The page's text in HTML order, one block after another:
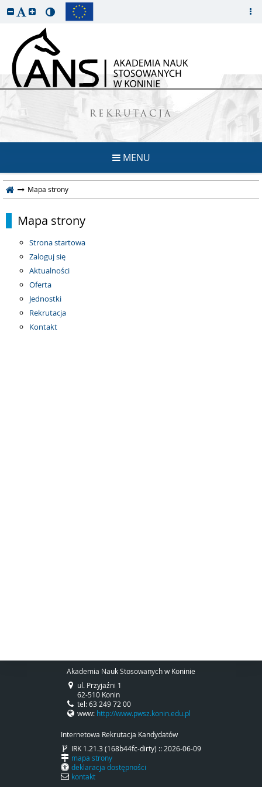
REKRUTACJA
MENU
Mapa strony
Mapa strony
Strona startowa
Zaloguj się
Aktualności
Oferta
Jednostki
Rekrutacja
Kontakt
Akademia Nauk Stosowanych w Koninie
ul. Przyjaźni 1
62-510 Konin
tel: 63 249 72 00
www: http://www.pwsz.konin.edu.pl
Internetowa Rekrutacja Kandydatów
IRK 1.21.3 (168b44fc-dirty) :: 2026-06-09
mapa strony
deklaracja dostępności
kontakt